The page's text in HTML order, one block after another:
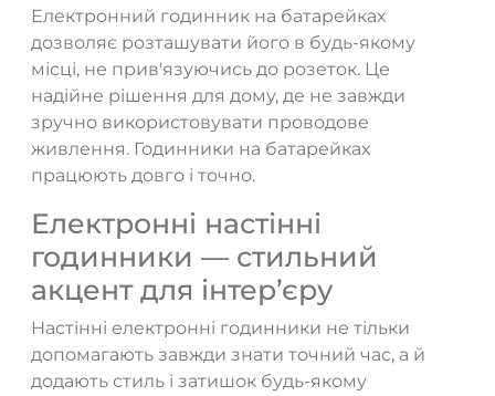
Електронний годинник на батарейках
дозволяє розташувати його в будь-якому
місці, не прив'язуючись до розеток. Це
надійне рішення для дому, де не завжди
зручно використовувати проводове
живлення. Годинники на батарейках
працюють довго і точно.
Електронні настінні
годинники — стильний
акцент для інтер’єру
Настінні електронні годинники не тільки
допомагають завжди знати точний час, а й
додають стиль і затишок будь-якому